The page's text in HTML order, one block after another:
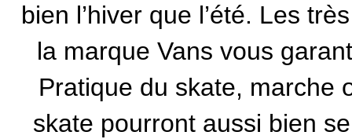
bien l’hiver que l’été. Les
la marque Vans vous
Pratique du skate, marche
skate pourront aussi bien